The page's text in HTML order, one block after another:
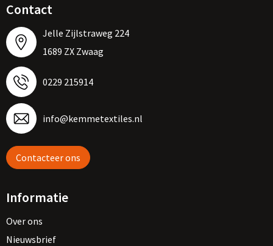
Contact
Jelle Zijlstraweg 224
1689 ZX Zwaag
0229 215914
info@kemmetextiles.nl
Contacteer ons
Informatie
Over ons
Nieuwsbrief